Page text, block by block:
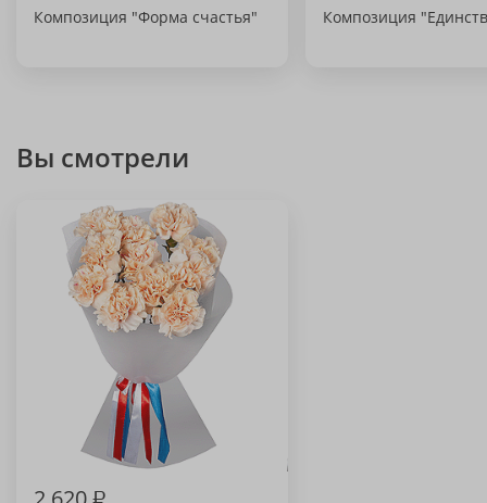
Композиция "Форма счастья" Композиция
Вы смотрели